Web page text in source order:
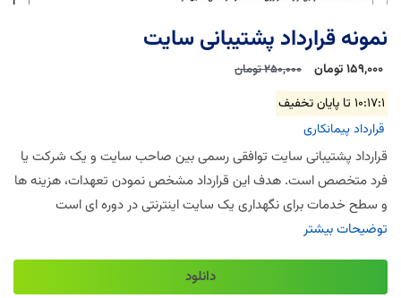
نمونه قرارداد پشتیبانی سایت
159,000 تومان 250,000 تومان
10:17:0 تا پایان تخفیف
قرارداد پیمانکاری
قرارداد پشتیبانی سایت توافقی رسمی بین صاحب سایت و یک شرکت یا
فرد متخصص است. هدف این قرارداد مشخص نمودن تعهدات، هزینه ها
و سطح خدمات برای نگهداری یک سایت اینترنتی در دوره ای است
توضیحات بیشتر
دانلود